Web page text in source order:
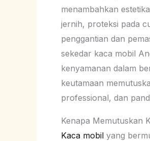
menambahkan
jernih, proteksi pada
penggantian dan
sekedar kaca mobil
kenyamanan dalam
keutamaan
professional, dan
Kenapa Memutuskan
Kaca mobil yang